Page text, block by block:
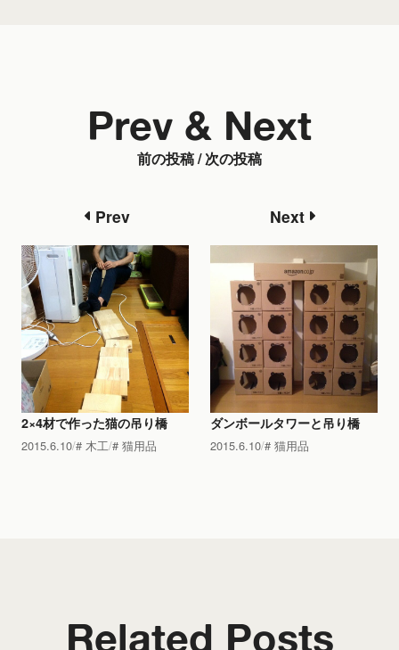
前の投稿 / 次の投稿
Prev & Next
Prev
2×4材で作った猫の吊り橋
2015.6.10 木工 猫用品
Next
ダンボールタワーと吊り橋
2015.6.10 猫用品
Related Posts